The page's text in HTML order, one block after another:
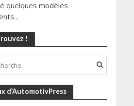
quelques modèles
!
d’AutomotivPress